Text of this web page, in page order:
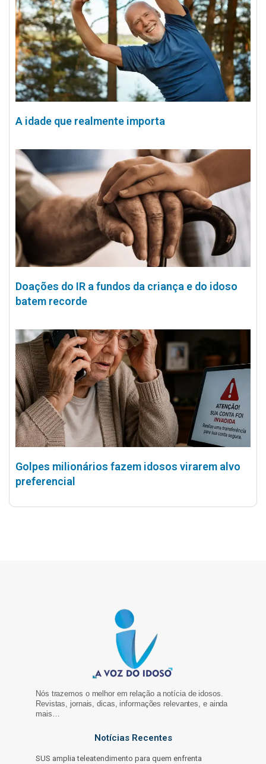
A idade que realmente importa
Doações do IR a fundos da criança e do idoso
batem recorde
Golpes milionários fazem idosos virarem alvo
preferencial
Nós trazemos o melhor em relação a notícia de idosos.
Revistas, jornais, dicas, informações relevantes, e ainda
mais…
Notícias Recentes
SUS amplia teleatendimento para quem enfrenta